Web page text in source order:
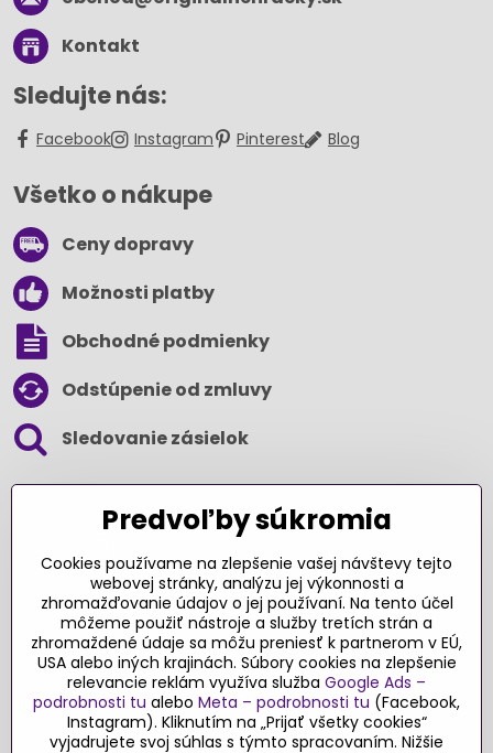
Kontakt
Sledujte nás:
Facebook Instagram Pinterest Blog
Všetko o nákupe
Ceny dopravy
Možnosti platby
Obchodné podmienky
Odstúpenie od zmluvy
Sledovanie zásielok
Ďakujeme za podporu
Sme slovenský e-shop​. Fungujeme len
vďaka vám – rodičom a všetkým, ktorí veria
v poctivý výber kvalitných hračiek s
pridanou hodnotou​. Každý nákup na
Originalnehracky​.sk je pre nás podporou a
Predvoľby súkromia
Cookies používame na zlepšenie vašej návštevy tejto
webovej stránky, analýzu jej výkonnosti a
zhromažďovanie údajov o jej používaní. Na tento účel
môžeme použiť nástroje a služby tretích strán a
zhromaždené údaje sa môžu preniesť k partnerom v EÚ,
USA alebo iných krajinách. Súbory cookies na zlepšenie
relevancie reklám využíva služba Google Ads –
podrobnosti tu alebo Meta – podrobnosti tu (Facebook,
Instagram). Kliknutím na „Prijať všetky cookies“
vyjadrujete svoj súhlas s týmto spracovaním. Nižšie